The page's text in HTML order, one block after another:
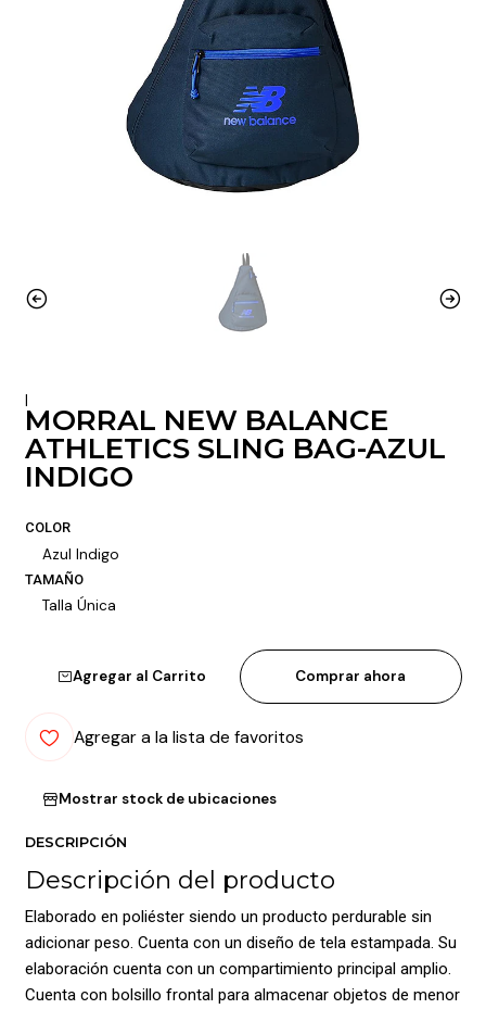
|
MORRAL NEW BALANCE
ATHLETICS SLING BAG-AZUL
INDIGO
COLOR
Azul Indigo
TAMAÑO
Talla Única
Agregar al Carrito Comprar ahora
Agregar a la lista de favoritos
Mostrar stock de ubicaciones
DESCRIPCIÓN
Descripción del producto
Elaborado en poliéster siendo un producto perdurable sin
adicionar peso. Cuenta con un diseño de tela estampada. Su
elaboración cuenta con un compartimiento principal amplio.
Cuenta con bolsillo frontal para almacenar objetos de menor